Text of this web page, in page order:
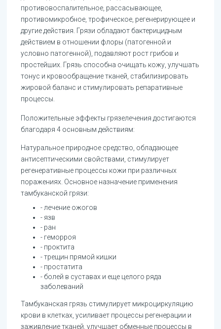
противовоспалительное, рассасывающее,
противомикробное, трофическое, регенерирующее и
другие действия. Грязи обладают бактерицидным
действием в отношении флоры (патогенной и
условно патогенной), подавляют рост грибов и
простейших. Грязь способна очищать кожу, улучшать
тонус и кровообращение тканей, стабилизировать
жировой баланс и стимулировать репаративные
процессы.
Положительные эффекты грязелечения достигаются
благодаря 4 основным действиям:
Натуральное природное средство, обладающее
антисептическими свойствами, стимулирует
регенеративные процессы кожи при различных
поражениях. Основное назначение применения
тамбуканской грязи:
- лечение ожогов
- язв
- ран
- геморроя
- проктита
- трещин прямой кишки
- простатита
- болей в суставах и еще целого ряда
заболеваний
Тамбуканская грязь стимулирует микроциркуляцию
крови в клетках, усиливает процессы регенерации и
заживление тканей, улучшает обменные процессы в